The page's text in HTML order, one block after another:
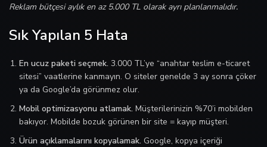
Reklam bütçesi aylık en az 5.000 TL olarak ayrı planlanmalıdır.
Sık Yapılan 5 Hata
En ucuz paketi seçmek. 3.000 TL’ye “anahtar teslim e-ticaret
sitesi” vaatlerine kanmayın. O siteler genelde 3 ay sonra çöker
ya da Google’da görünmez olur.
Mobil optimizasyonu atlamak. Müşterilerinizin %70’i mobilden
bakıyor. Mobilde bozuk görünen bir site = kayıp müşteri.
Ürün açıklamalarını kopyalamak. Google, kopya içeriği